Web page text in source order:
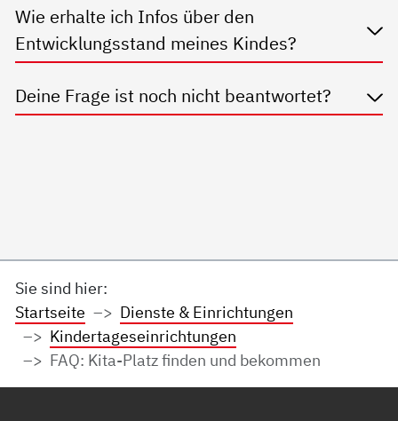
Wie erhalte ich Infos über den
Entwicklungsstand meines Kindes?
Deine Frage ist noch nicht beantwortet?
Sie sind hier:
Startseite
Dienste & Einrichtungen
Kindertageseinrichtungen
FAQ: Kita-Platz finden und bekommen